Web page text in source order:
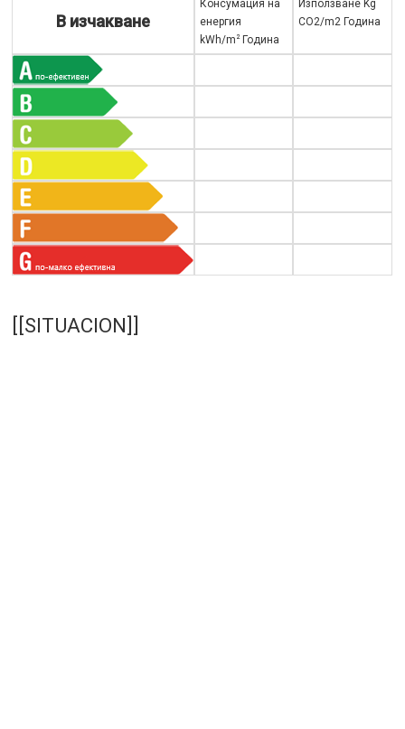
В изчакване
Консумация на
енергия
kWh/m 2Година
Използване Kg
CO2/m2 Година
[[SITUACION]]